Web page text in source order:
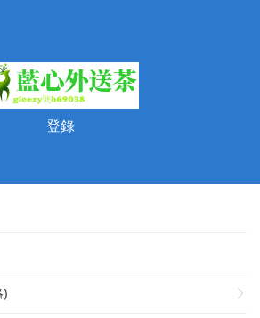
登錄
)